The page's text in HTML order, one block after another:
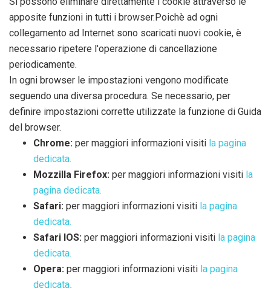
apposite funzioni in tutti i browser.Poichè ad ogni
collegamento ad Internet sono scaricati nuovi cookie, è
necessario ripetere l'operazione di cancellazione
periodicamente.
In ogni browser le impostazioni vengono modificate
seguendo una diversa procedura. Se necessario, per
definire impostazioni corrette utilizzate la funzione di Guida
del browser.
Chrome: per maggiori informazioni visiti la pagina
dedicata.
Mozzilla Firefox: per maggiori informazioni visiti la
pagina dedicata.
Safari: per maggiori informazioni visiti la pagina
dedicata.
Safari IOS: per maggiori informazioni visiti la pagina
dedicata.
Opera: per maggiori informazioni visiti la pagina
dedicata.